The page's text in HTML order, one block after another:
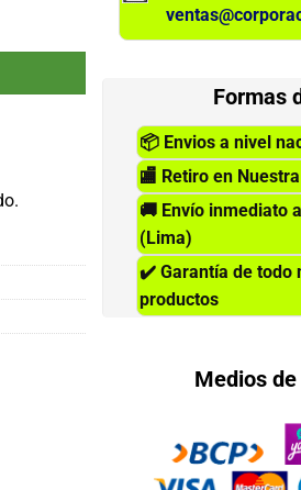
USB, Negro, 2.4GHz. cantidad
Formas
📦 Envios a nivel
🏬 Retiro en
🚚 Envío inmediato
(Lima)
✔️ Garantía de todo
productos
Medios